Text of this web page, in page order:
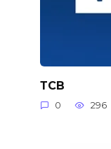
ТСВ
0 296